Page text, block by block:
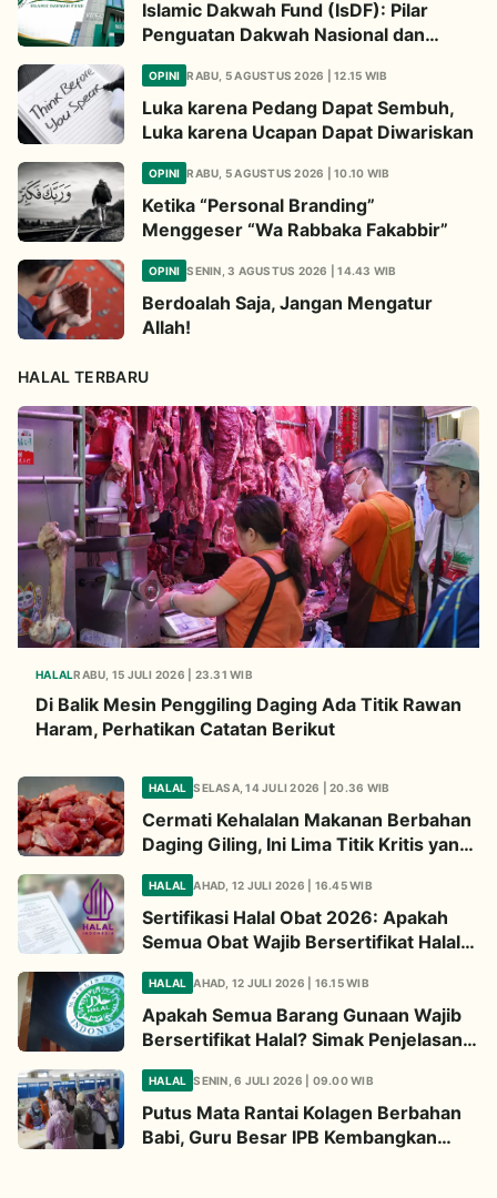
Islamic Dakwah Fund (IsDF): Pilar
Penguatan Dakwah Nasional dan
OPINI RABU, 5 AGUSTUS 2026 | 12.15 WIB
Luka karena Pedang Dapat Sembuh,
Luka karena Ucapan Dapat Diwariskan
OPINI RABU, 5 AGUSTUS 2026 | 10.10 WIB
Ketika “Personal Branding”
Menggeser “Wa Rabbaka Fakabbir”
OPINI SENIN, 3 AGUSTUS 2026 | 14.43 WIB
Berdoalah Saja, Jangan Mengatur
Allah!
HALAL TERBARU
HALALRABU, 15 JULI 2026 | 23.31 WIB
Di Balik Mesin Penggiling Daging Ada Titik Rawan
Haram, Perhatikan Catatan Berikut
HALAL SELASA, 14 JULI 2026 | 20.36 WIB
Cermati Kehalalan Makanan Berbahan
Daging Giling, Ini Lima Titik Kritis yang
Wajib Diperhatikan
HALAL AHAD, 12 JULI 2026 | 16.45 WIB
Sertifikasi Halal Obat 2026: Apakah
Semua Obat Wajib Bersertifikat Halal?
Begini Penjelasannya
HALAL AHAD, 12 JULI 2026 | 16.15 WIB
Apakah Semua Barang Gunaan Wajib
Bersertifikat Halal? Simak Penjelasan
Ini
HALAL SENIN, 6 JULI 2026 | 09.00 WIB
Putus Mata Rantai Kolagen Berbahan
Babi, Guru Besar IPB Kembangkan